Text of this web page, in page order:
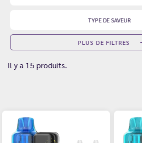
TYPE DE SAVEUR
PLUS DE FILTRES
Il y a 15 produits.